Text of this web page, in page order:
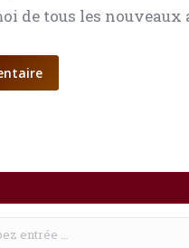
de tous les nouveaux